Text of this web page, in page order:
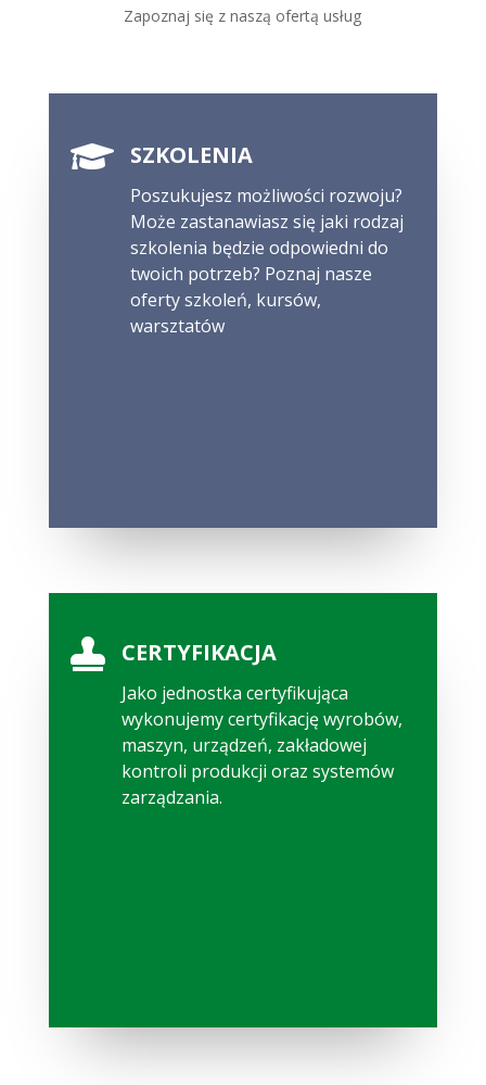
Zapoznaj się z naszą ofertą usług
 SZKOLENIA
Poszukujesz możliwości rozwoju?
Może zastanawiasz się jaki rodzaj
szkolenia będzie odpowiedni do
twoich potrzeb? Poznaj nasze
oferty szkoleń, kursów,
warsztatów
 CERTYFIKACJA
Jako jednostka certyfikująca
wykonujemy certyfikację wyrobów,
maszyn, urządzeń, zakładowej
kontroli produkcji oraz systemów
zarządzania.